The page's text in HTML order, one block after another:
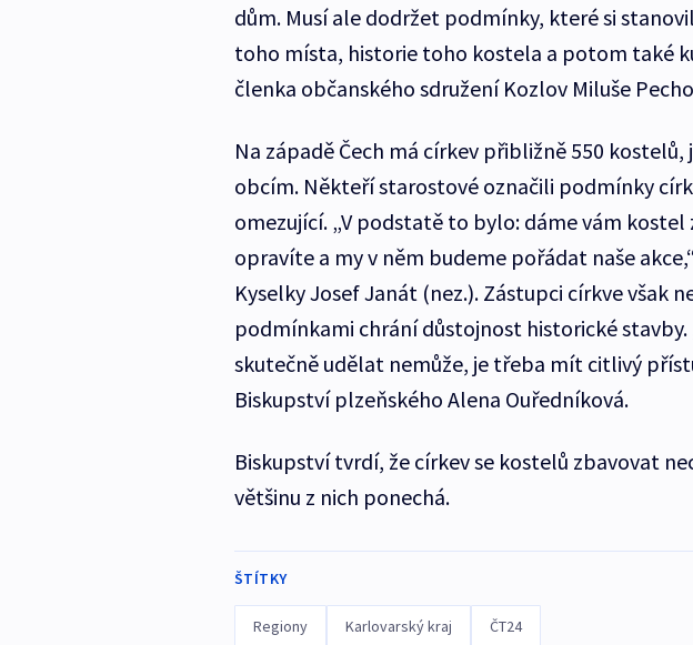
dům. Musí ale dodržet podmínky, které si
toho místa, historie toho kostela a potom také
členka občanského sdružení Kozlov Miluše
Na západě Čech má církev přibližně 550
obcím. Někteří starostové označili podmínky
omezující. „V podstatě to bylo: dáme vám kostel
opravíte a my v něm budeme pořádat naše
Kyselky Josef Janát (nez.). Zástupci církve však
podmínkami chrání důstojnost historické stavby.
skutečně udělat nemůže, je třeba mít citlivý
Biskupství plzeňského Alena Ouředníková.
Biskupství tvrdí, že církev se kostelů zbavovat
většinu z nich ponechá.
ŠTÍTKY
Regiony Karlovarský kraj ČT24